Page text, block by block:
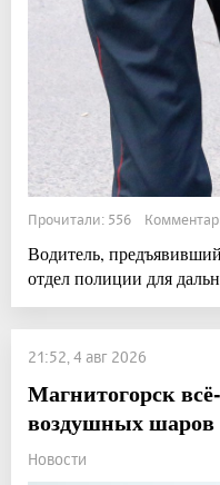
Прочитали: 556
Водитель,
отдел полиции для
21:52, 4 авг 2026
Магнитогорск
воздушных шаров
Новости